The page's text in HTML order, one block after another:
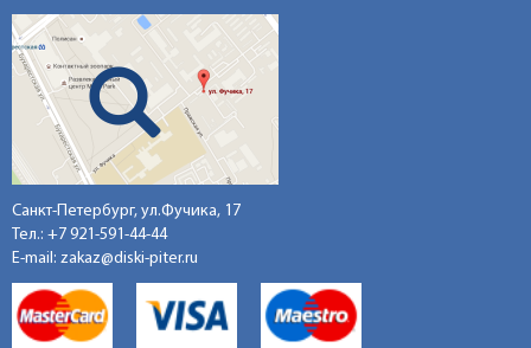
Санкт-Петербург, ул.Фучика, 17
Тел.: +7 921-591-44-44
E-mail: zakaz@diski-piter.ru